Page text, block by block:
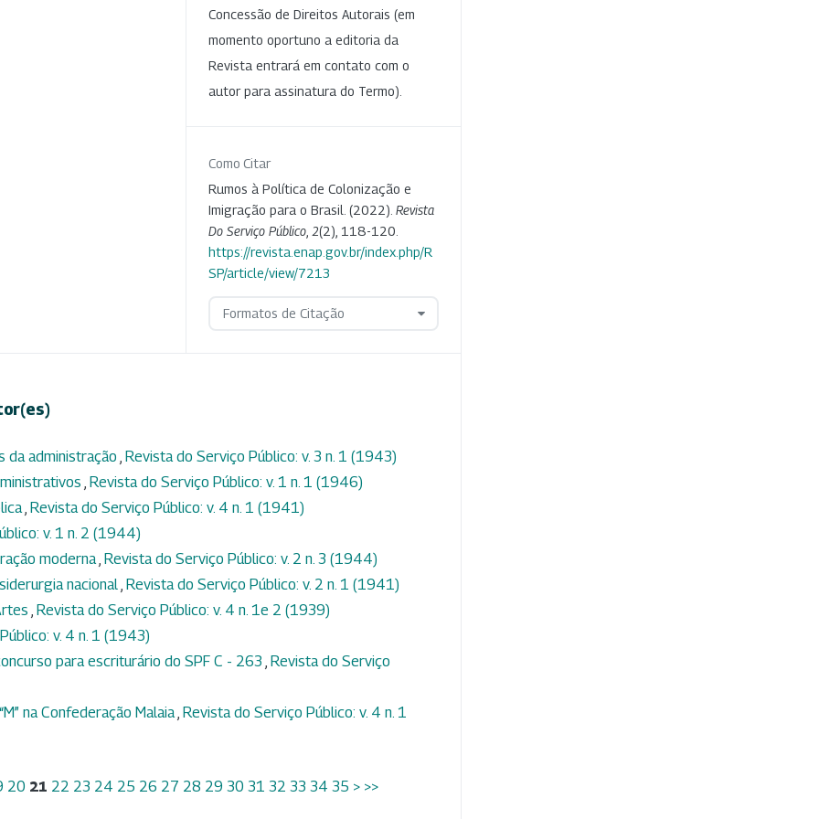
Concessão de Direitos Autorais (em
momento oportuno a editoria da
Revista entrará em contato com o
autor para assinatura do Termo).
Como Citar
Rumos à Política de Colonização e
Imigração para o Brasil. (2022). Revista
Do Serviço Público 2(2), 118-120.
https://revista.enap.gov.br/index.php/R
SP/article/view/7213
Formatos de Citação
da administração Revista do Serviço Público: v. 3 n. 1 (1943)
Revista do Serviço Público: v. 1 n. 1 (1946)
Revista do Serviço Público: v. 4 n. 1 (1941)
v. 1 n. 2 (1944)
moderna Revista do Serviço Público: v. 2 n. 3 (1944)
nacional Revista do Serviço Público: v. 2 n. 1 (1941)
Revista do Serviço Público: v. 4 n. 1e 2 (1939)
v. 4 n. 1 (1943)
para escriturário do SPF C - 263 Revista do Serviço
na Confederação Malaia Revista do Serviço Público: v. 4 n. 1
20 21 22 23 24 25 26 27 28 29 30 31 32 33 34 35 > >>